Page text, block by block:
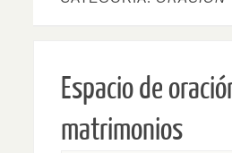
Espacio de
matrimonios